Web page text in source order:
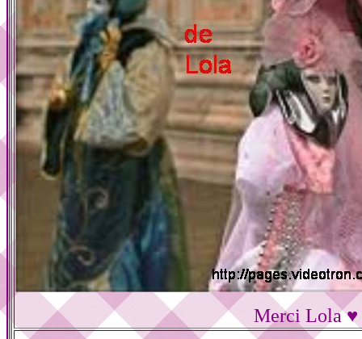
Merci Lola ♥